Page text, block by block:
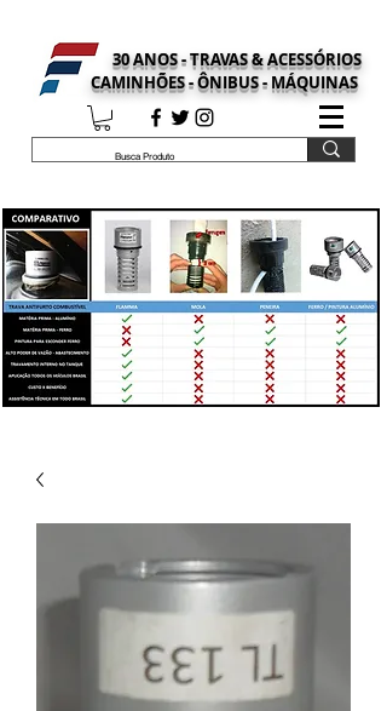
30 ANOS - TRAVAS & ACESSÓRIOS
CAMINHÕES - ÔNIBUS - MÁQUINAS